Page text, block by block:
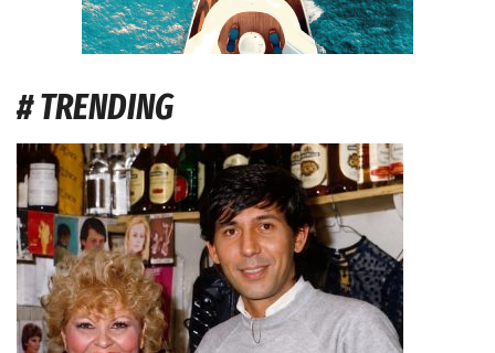
# TRENDING